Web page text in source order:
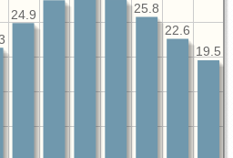
19.5
22.6
25.8
24.9